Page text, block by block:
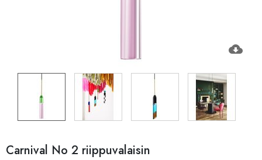
cloud_download
Carnival No 2 riippuvalaisin